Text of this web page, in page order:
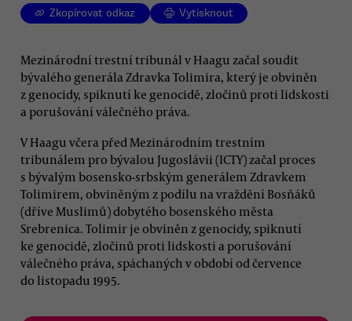
Zkopírovat odkaz Vytisknout
Mezinárodní trestní tribunál v Haagu začal soudit
bývalého generála Zdravka Tolimira, který je obviněn
z genocidy, spiknutí ke genocidě, zločinů proti lidskosti
a porušování válečného práva.
V Haagu včera před Mezinárodním trestním
tribunálem pro bývalou Jugoslávii (ICTY) začal proces
s bývalým bosensko-srbským generálem Zdravkem
Tolimirem, obviněným z podílu na vraždění Bosňáků
(dříve Muslimů) dobytého bosenského města
Srebrenica. Tolimir je obviněn z genocidy, spiknutí
ke genocidě, zločinů proti lidskosti a porušování
válečného práva, spáchaných v období od července
do listopadu 1995.